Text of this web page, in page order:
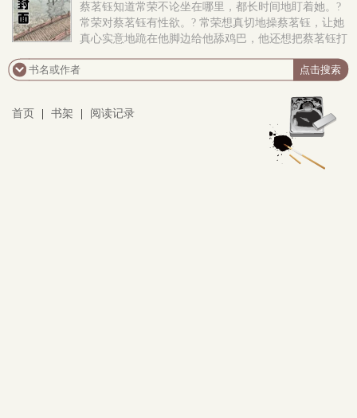
蔡茗钰知道常荣不论坐在哪里，都长时间地盯着她。?
常荣对蔡茗钰有性欲。? 常荣想真切地操蔡茗钰，让她
真心实意地跪在他脚边给他舔鸡巴，他还想把蔡茗钰打
得血肉模糊，这些想法是真实的，但常荣也知道什么是
小短篇，人人都爱的清纯莲花美女配讨人嫌被排挤阴暗
倒霉男。好结局！已全文存稿！每天六点更新~~~~~踩
首页 书架 阅读记录